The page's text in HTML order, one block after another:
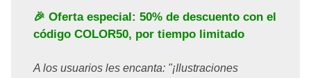
🎉 Oferta especial: 50% de descuento con el
código COLOR50, por tiempo limitado
A los usuarios les encanta: "¡Ilustraciones